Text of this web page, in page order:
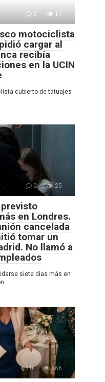
0 11
motociclista
cargar al
recibía
en la UCIN
cubierto de tatuajes
0 25
en Londres.
cancelada
tomar un
No llamó a
siete días más en
0 866